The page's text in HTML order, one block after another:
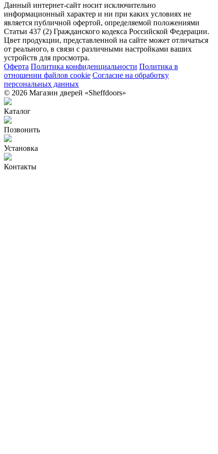
Данный интернет-сайт носит исключительно
информационный характер и ни при каких условиях не
является публичной офертой, определяемой положениями
Статьи 437 (2) Гражданского кодекса Российской Федерации.
Цвет продукции, представленной на сайте может отличаться
от реального, в связи с различными настройками ваших
устройств для просмотра.
Оферта Политика конфиденциальности Политика в
отношении файлов cookie Согласие на обработку
персональных данных
© 2026 Магазин дверей «Sheffdoors»
Каталог
Позвонить
Установка
Контакты